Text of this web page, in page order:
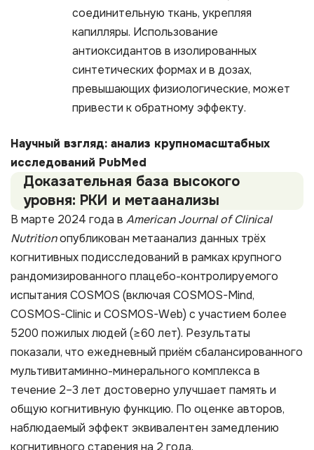
соединительную ткань, укрепляя
капилляры. Использование
антиоксидантов в изолированных
синтетических формах и в дозах,
превышающих физиологические, может
привести к обратному эффекту.
Научный взгляд: анализ крупномасштабных
исследований PubMed
Доказательная база высокого
уровня: РКИ и метаанализы
В марте 2024 года в American Journal of Clinical
Nutritionопубликован метаанализ данных трёх
когнитивных подисследований в рамках крупного
рандомизированного плацебо-контролируемого
испытания COSMOS (включая COSMOS-Mind,
COSMOS-Clinic и COSMOS-Web) с участием более
5200 пожилых людей (≥60 лет). Результаты
показали, что ежедневный приём сбалансированного
мультивитаминно-минерального комплекса в
течение 2–3 лет достоверно улучшает память и
общую когнитивную функцию. По оценке авторов,
наблюдаемый эффект эквивалентен замедлению
когнитивного старения на 2 года.